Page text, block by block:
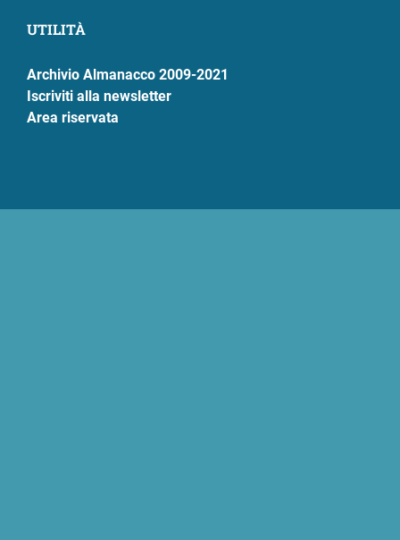
UTILITÀ
Archivio Almanacco 2009-2021
Iscriviti alla newsletter
Area riservata